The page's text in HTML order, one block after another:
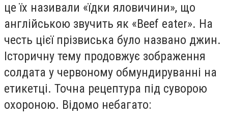
це їх називали «їдки яловичини», що
англійською звучить як «Beef eater». На
честь цієї прізвиська було названо джин.
Історичну тему продовжує зображення
солдата у червоному обмундируванні на
етикетці. Точна рецептура під суворою
охороною. Відомо небагато: